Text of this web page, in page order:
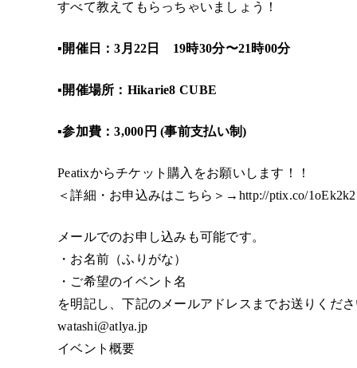
すべて教えてもらっちゃいましょう！
▪️開催日：3月22日 19時30分〜21時00分
▪️開催場所：Hikarie8 CUBE
▪️参加費：3,000円 (事前支払い制)
Peatixからチケット購入をお願いします！！
＜詳細・お申込みはこちら＞→ http://ptix.co/1oEk2k2
メールでのお申し込みも可能です。
・お名前（ふりがな）
・ご希望のイベント名
を明記し、下記のメールアドレスまでお送りくだ
watashi@atlya.jp
イベント概要